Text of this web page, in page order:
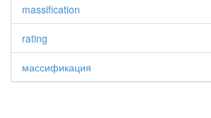
massification
rating
массификация